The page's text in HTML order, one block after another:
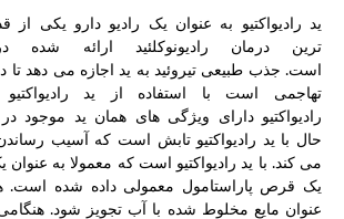
ید رادیواکتیو به عنوان یک رادیو دارو یکی
ترین درمان رادیونوکلئید ارائه
است. جذب طبیعی تیروئید به ید اجازه می دهد تا
تهاجمی است با استفاده از ید رادیواکتیو
رادیواکتیو دارای ویژگی های همان ید موجود در
حال با ید رادیواکتیو تابش است که آسیب
می کند. با ید رادیواکتیو است که معمولا به عنوان
یک قرص پاراستامول معمولی داده شده است.
عنوان مایع مخلوط شده با آب تجویز شود.